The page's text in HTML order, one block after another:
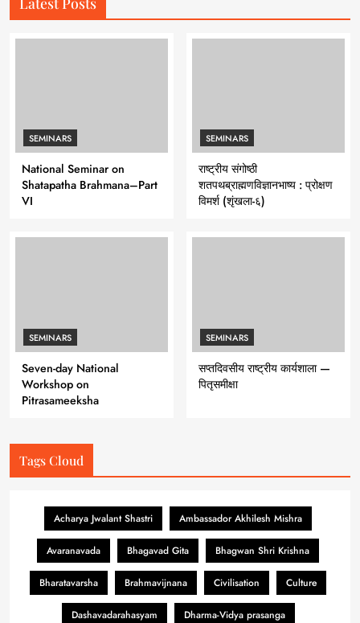
SEMINARS
National Seminar on
Shatapatha Brahmana–Part
VI
SEMINARS
राष्ट्रीय संगोष्ठी
शतपथब्राह्मणविज्ञानभाष्य : प्रोक्षण
विमर्श (शृंखला-६)
SEMINARS
Seven-day National
Workshop on
Pitrasameeksha
SEMINARS
सप्तदिवसीय राष्ट्रीय कार्यशाला —
पितृसमीक्षा
Tags Cloud
Acharya Jwalant Shastri Ambassador Akhilesh Mishra
Avaranavada Bhagavad Gita Bhagwan Shri Krishna
Bharatavarsha Brahmavijnana Civilisation Culture
Dashavadarahasyam Dharma-Vidya prasanga